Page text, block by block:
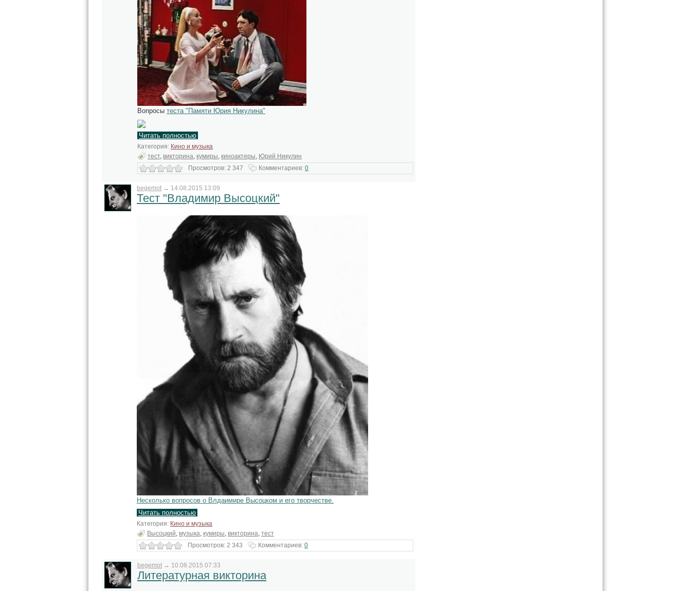
Вопросы теста "Памяти Юрия Никулина"
Читать полностью
Категория: Кино и музыка
тест, викторина, кумиры, киноактеры, Юрий Никулин
Просмотров: 2 347
Комментариев: 0
begemot → 14.08.2015 13:09
Тест "Владимир Высоцкий"
Несколько вопросов о Влдаимире Высоцком и его творчестве.
Читать полностью
Категория: Кино и музыка
Высоцкий, музыка, кумиры, викторина, тест
Просмотров: 2 343
Комментариев: 0
begemot → 10.08.2015 07:33
Литературная викторина